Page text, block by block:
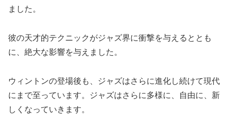
ました。
彼の天才的テクニックがジャズ界に衝撃を与えるととも
に、絶大な影響を与えました。
ウィントンの登場後も、ジャズはさらに進化し続けて現代
にまで至っています。ジャズはさらに多様に、自由に、新
しくなっていきます。